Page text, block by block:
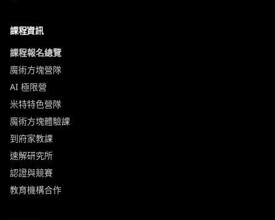
課程資訊
課程報名總覽
魔術方塊營隊
AI 極限營
米特特色營隊
魔術方塊體驗課
到府家教課
速解研究所
認證與競賽
教育機構合作